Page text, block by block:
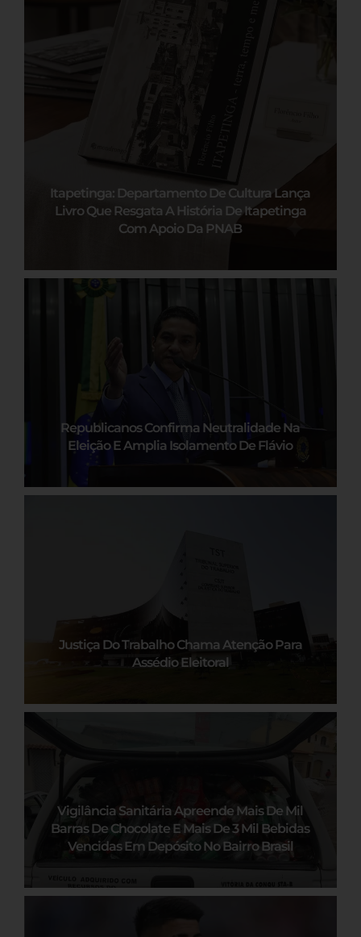
Itapetinga: Departamento De Cultura Lança
Livro Que Resgata A História De Itapetinga
Com Apoio Da PNAB
Republicanos Confirma Neutralidade Na
Eleição E Amplia Isolamento De Flávio
Justiça Do Trabalho Chama Atenção Para
Assédio Eleitoral
Vigilância Sanitária Apreende Mais De Mil
Barras De Chocolate E Mais De 3 Mil Bebidas
Vencidas Em Depósito No Bairro Brasil